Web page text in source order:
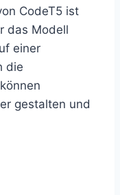
CodeT5 ist
das Modell
einer
die
gestalten und